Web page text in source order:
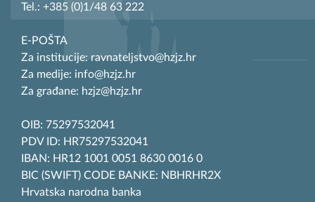
Tel.: +385 (0)1/48 63 222
E-POŠTA
Za institucije: ravnateljstvo@hzjz.hr
Za medije: info@hzjz.hr
Za građane: hzjz@hzjz.hr
OIB: 75297532041
PDV ID: HR75297532041
IBAN: HR12 1001 0051 8630 0016 0
BIC (SWIFT) CODE BANKE: NBHRHR2X
Hrvatska narodna banka